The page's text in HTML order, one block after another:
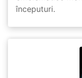
începuturi.